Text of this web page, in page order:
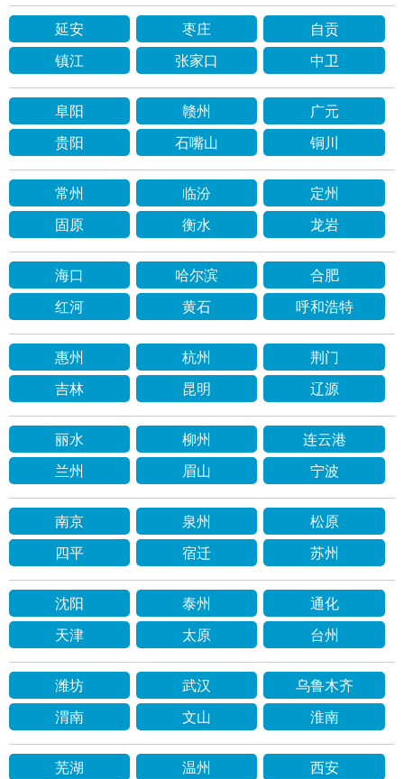
延安 枣庄
自贡
镇江
张家口 中卫
阜阳 赣州
广元
贵阳
石嘴山 铜川
常州 临汾
定州
固原
衡水 龙岩
海口 哈尔滨
合肥
红河
黄石 呼和浩特
惠州 杭州
荆门
吉林
昆明 辽源
丽水 柳州
连云港
兰州
眉山 宁波
南京 泉州
松原
四平
宿迁 苏州
沈阳 泰州
通化
天津
太原 台州
潍坊 武汉
乌鲁木齐
渭南
文山 淮南
芜湖 温州
西安